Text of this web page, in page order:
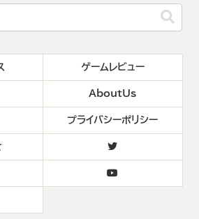
ゲームレビュー
AboutUs
プライバシーポリシー